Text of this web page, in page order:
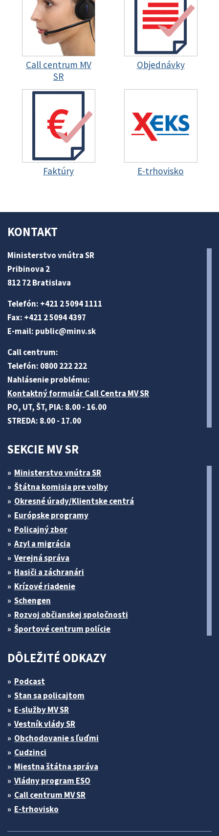
Call centrum MV
SR
Objednávky
Faktúry E-trhovisko
KONTAKT
Ministerstvo vnútra SR
Pribinova 2
812 72 Bratislava
Telefón: +421 2 5094 1111
Fax: +421 2 5094 4397
E-mail: public@minv.sk
Call centrum:
Telefón: 0800 222 222
Nahlásenie problému:
Kontaktný formulár Call Centra MV SR
PO, UT, ŠT, PIA: 8.00 - 16.00
STREDA: 8.00 - 17.00
SEKCIE MV SR
Ministerstvo vnútra SR
Štátna komisia pre volby
Okresné úrady/Klientske centrá
Európske programy
Policajný zbor
Azyl a migrácia
Verejná správa
Hasiči a záchranári
Krízové riadenie
Schengen
Rozvoj občianskej spoločnosti
Športové centrum polície
DÔLEŽITÉ ODKAZY
Podcast
Stan sa policajtom
E-služby MV SR
Vestník vlády SR
Obchodovanie s ľuďmi
Cudzinci
Miestna štátna správa
Vládny program ESO
Call centrum MV SR
E-trhovisko